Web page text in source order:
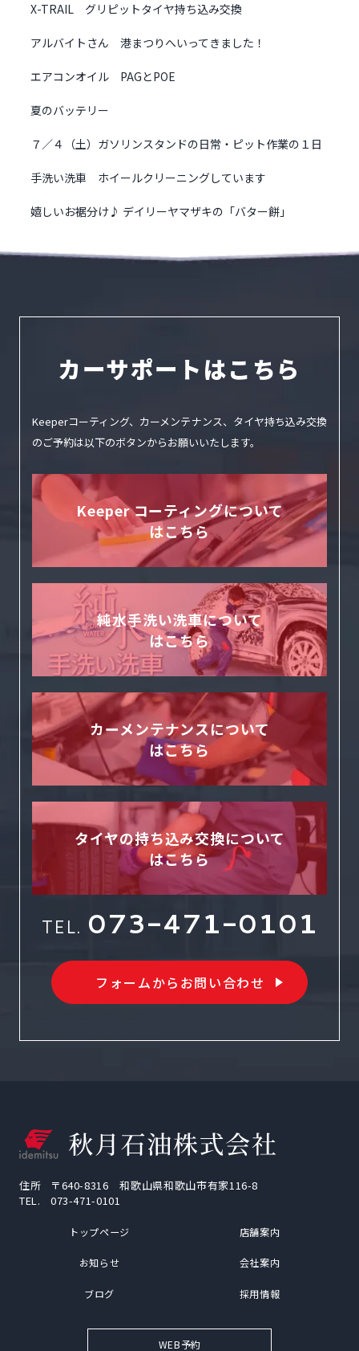
X-TRAIL グリピットタイヤ持ち込み交換
アルバイトさん 港まつりへいってきました！
エアコンオイル PAGとPOE
夏のバッテリー
７／４（土）ガソリンスタンドの日常・ピット作業の１日
手洗い洗車 ホイールクリーニングしています
嬉しいお裾分け♪ デイリーヤマザキの「バター餅」
カーサポートはこちら
Keeperコーティング、カーメンテナンス、タイヤ持ち込み交換
のご予約は以下のボタンからお願いいたします。
Keeper コーティングについて
はこちら
純水手洗い洗車について
はこちら
カーメンテナンスについて
はこちら
タイヤの持ち込み交換について
はこちら
TEL. 073-471-0101
フォームからお問い合わせ
住所
〒640-8316 和歌山県和歌山市有家116-8
TEL.
073-471-0101
トップページ 店舗案内
お知らせ 会社案内
ブログ 採用情報
WEB予約